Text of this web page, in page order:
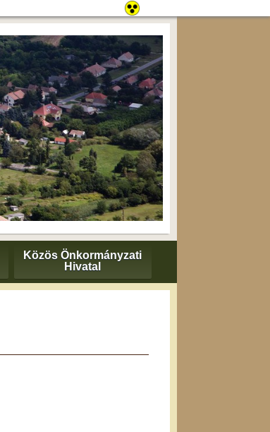
Közös Önkormányzati
Hivatal